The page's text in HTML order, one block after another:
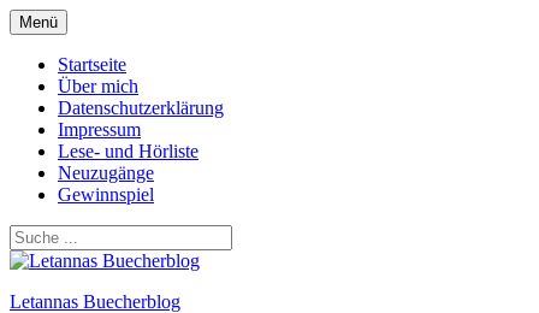
Zum
Inhalt
springen
Menü
Startseite
Über mich
Datenschutzerklärung
Impressum
Lese- und Hörliste
Neuzugänge
Gewinnspiel
Letannas Buecherblog